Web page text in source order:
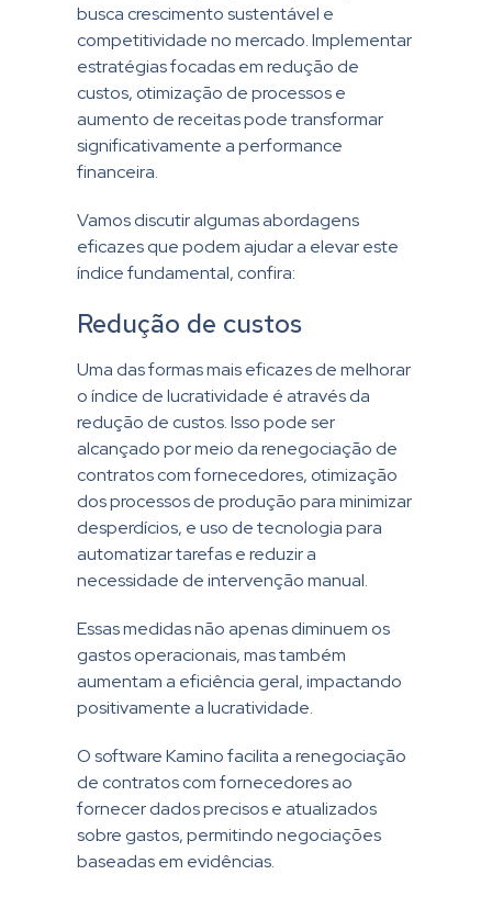
busca crescimento sustentável e
competitividade no mercado. Implementar
estratégias focadas em redução de
custos, otimização de processos e
aumento de receitas pode transformar
significativamente a performance
financeira.
Vamos discutir algumas abordagens
eficazes que podem ajudar a elevar este
índice fundamental, confira:
Redução de custos
Uma das formas mais eficazes de melhorar
o índice de lucratividade é através da
redução de custos. Isso pode ser
alcançado por meio da renegociação de
contratos com fornecedores, otimização
dos processos de produção para minimizar
desperdícios, e uso de tecnologia para
automatizar tarefas e reduzir a
necessidade de intervenção manual.
Essas medidas não apenas diminuem os
gastos operacionais, mas também
aumentam a eficiência geral, impactando
positivamente a lucratividade.
O software Kamino facilita a renegociação
de contratos com fornecedores ao
fornecer dados precisos e atualizados
sobre gastos, permitindo negociações
baseadas em evidências.